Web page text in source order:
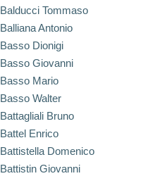
Balducci Tommaso
Balliana Antonio
Basso Dionigi
Basso Giovanni
Basso Mario
Basso Walter
Battagliali Bruno
Battel Enrico
Battistella Domenico
Battistin Giovanni